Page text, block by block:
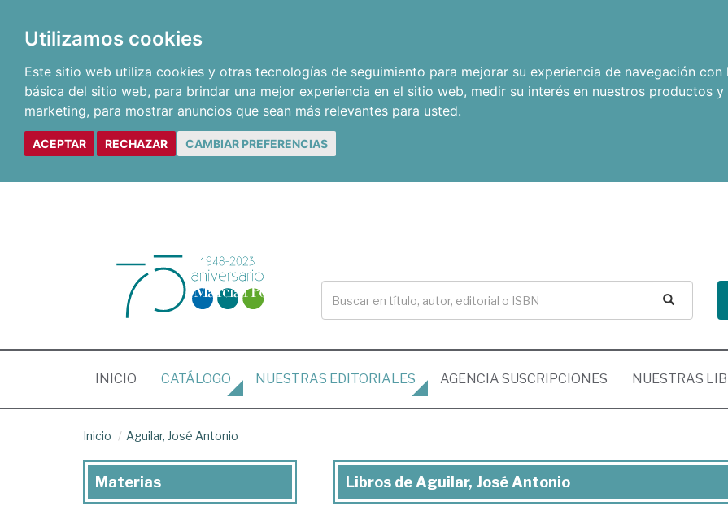
Utilizamos cookies
Este sitio web utiliza cookies y otras tecnologías de seguimiento para mejorar su experiencia de navegación con
básica del sitio web, para brindar una mejor experiencia en el sitio web, medir su interés en nuestros productos
marketing, para mostrar anuncios que sean más relevantes para usted.
ACEPTAR RECHAZAR CAMBIAR PREFERENCIAS
INICIO (CURRENT)
CATÁLOGO NUESTRAS EDITORIALES AGENCIA SUSCRIPCIONES NUESTRAS
Inicio Aguilar, José Antonio
Libros
Libros de Aguilar, José Antonio
Materias